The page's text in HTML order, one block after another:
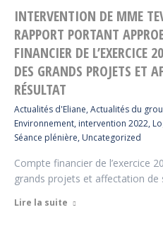
INTERVENTION DE MME
RAPPORT PORTANT
FINANCIER DE L’EXERCICE
DES GRANDS PROJETS ET
RÉSULTAT
Actualités d'Eliane, Actualités du
Environnement, intervention 2022,
Séance plénière, Uncategorized
Compte financier de l’exercice
grands projets et affectation de
Lire la suite